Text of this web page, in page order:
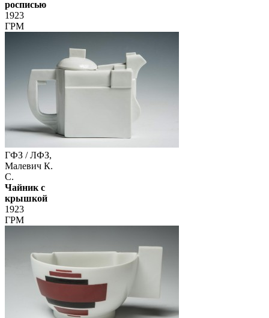
росписью
1923
ГРМ
ГФЗ / ЛФЗ,
Малевич К.
С.
Чайник с
крышкой
1923
ГРМ